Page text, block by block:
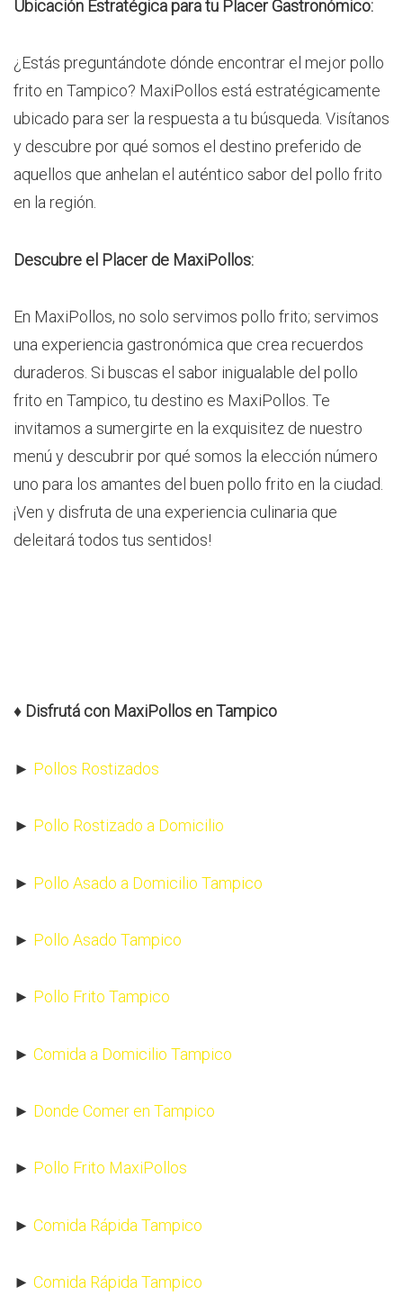
Ubicación Estratégica para tu Placer Gastronómico:
¿Estás preguntándote dónde encontrar el mejor pollo
frito en Tampico? MaxiPollos está estratégicamente
ubicado para ser la respuesta a tu búsqueda. Visítanos
y descubre por qué somos el destino preferido de
aquellos que anhelan el auténtico sabor del pollo frito
en la región.
Descubre el Placer de MaxiPollos:
En MaxiPollos, no solo servimos pollo frito; servimos
una experiencia gastronómica que crea recuerdos
duraderos. Si buscas el sabor inigualable del pollo
frito en Tampico, tu destino es MaxiPollos. Te
invitamos a sumergirte en la exquisitez de nuestro
menú y descubrir por qué somos la elección número
uno para los amantes del buen pollo frito en la ciudad.
¡Ven y disfruta de una experiencia culinaria que
deleitará todos tus sentidos!
♦ Disfrutá con MaxiPollos en Tampico
► Pollos Rostizados
► Pollo Rostizado a Domicilio
► Pollo Asado a Domicilio Tampico
► Pollo Asado Tampico
► Pollo Frito Tampico
► Comida a Domicilio Tampico
► Donde Comer en Tampico
► Pollo Frito MaxiPollos
► Comida Rápida Tampico
► Comida Rápida Tampico